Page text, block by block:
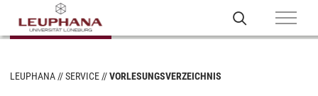
LEUPHANA SERVICE VORLESUNGSVERZEICHNIS